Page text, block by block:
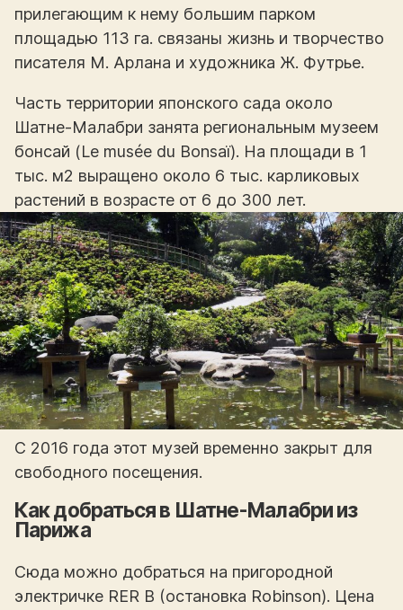
прилегающим к нему большим парком
площадью 113 га. связаны жизнь и творчество
писателя М. Арлана и художника Ж. Футрье.
Часть территории японского сада около
Шатне-Малабри занята региональным музеем
бонсай (Le musée du Bonsaï). На площади в 1
тыс. м2 выращено около 6 тыс. карликовых
растений в возрасте от 6 до 300 лет.
С 2016 года этот музей временно закрыт для
свободного посещения.
Как добраться в Шатне-Малабри из
Парижа
Сюда можно добраться на пригородной
электричке RER B (остановка Robinson). Цена